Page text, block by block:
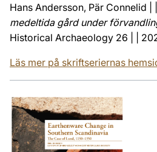
Hans Andersson, Pär Connelid | |
medeltida gård under
Historical Archaeology 26 | |
Läs mer på skriftseriernas